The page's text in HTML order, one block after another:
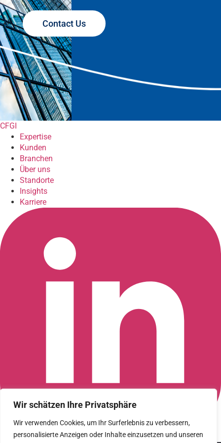
Wir schätzen Ihre Privatsphäre
Wir verwenden Cookies, um Ihr Surferlebnis zu verbessern,
personalisierte Anzeigen oder Inhalte einzusetzen und unseren
Contact Us
CFGI
Expertise
Kunden
Branchen
Über uns
Standorte
Insights
Karriere
Connect with us on LinkedIn